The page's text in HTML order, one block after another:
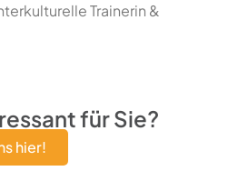
Trainerin &
für Sie?
hier!